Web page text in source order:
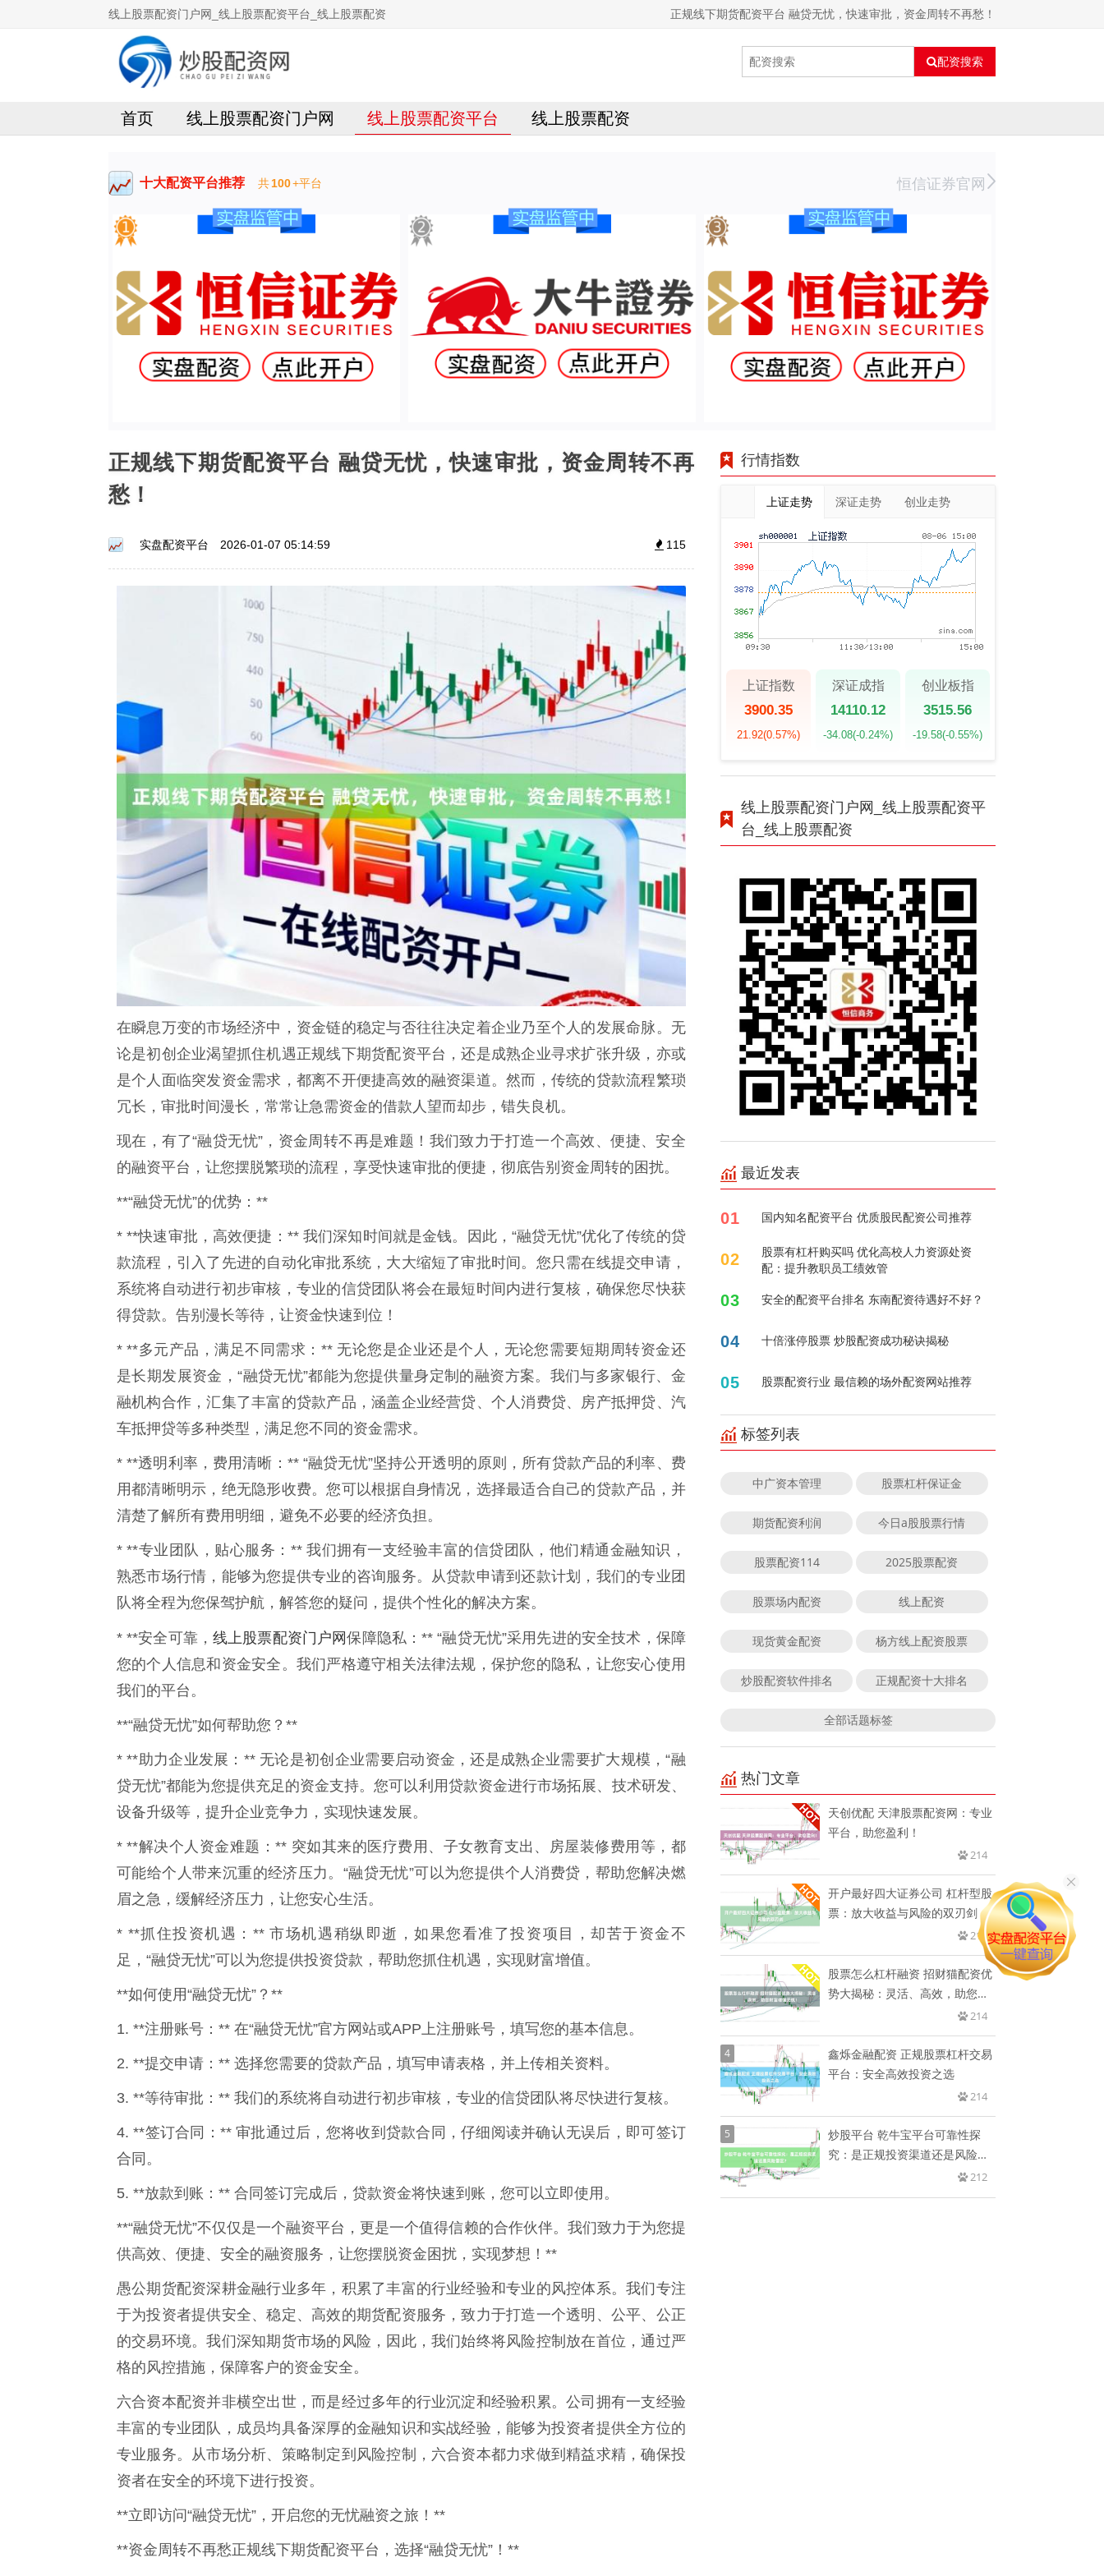
线上股票配资门户网_线上股票配资平台_线上股票配资 正规线下期货配资平台 融贷无忧，快速审批，资金周转不再愁！
配资搜索
首页 线上股票配资门户网 线上股票配资平台 线上股票配资
十大配资平台推荐 共100+平台 恒信证券官网
正规线下期货配资平台 融贷无忧，快速审批，资金周转不再
愁！
实盘配资平台 2026-01-07 05:14:59 115
在瞬息万变的市场经济中，资金链的稳定与否往往决定着企业乃至个人的发展命脉。无
论是初创企业渴望抓住机遇正规线下期货配资平台，还是成熟企业寻求扩张升级，亦或
是个人面临突发资金需求，都离不开便捷高效的融资渠道。然而，传统的贷款流程繁琐
冗长，审批时间漫长，常常让急需资金的借款人望而却步，错失良机。
现在，有了“融贷无忧”，资金周转不再是难题！我们致力于打造一个高效、便捷、安全
的融资平台，让您摆脱繁琐的流程，享受快速审批的便捷，彻底告别资金周转的困扰。
**“融贷无忧”的优势：**
* **快速审批，高效便捷：** 我们深知时间就是金钱。因此，“融贷无忧”优化了传统的贷
款流程，引入了先进的自动化审批系统，大大缩短了审批时间。您只需在线提交申请，
系统将自动进行初步审核，专业的信贷团队将会在最短时间内进行复核，确保您尽快获
得贷款。告别漫长等待，让资金快速到位！
* **多元产品，满足不同需求：** 无论您是企业还是个人，无论您需要短期周转资金还
是长期发展资金，“融贷无忧”都能为您提供量身定制的融资方案。我们与多家银行、金
融机构合作，汇集了丰富的贷款产品，涵盖企业经营贷、个人消费贷、房产抵押贷、汽
车抵押贷等多种类型，满足您不同的资金需求。
* **透明利率，费用清晰：** “融贷无忧”坚持公开透明的原则，所有贷款产品的利率、费
用都清晰明示，绝无隐形收费。您可以根据自身情况，选择最适合自己的贷款产品，并
清楚了解所有费用明细，避免不必要的经济负担。
* **专业团队，贴心服务：** 我们拥有一支经验丰富的信贷团队，他们精通金融知识，
熟悉市场行情，能够为您提供专业的咨询服务。从贷款申请到还款计划，我们的专业团
队将全程为您保驾护航，解答您的疑问，提供个性化的解决方案。
* **安全可靠，线上股票配资门户网保障隐私：** “融贷无忧”采用先进的安全技术，保障
您的个人信息和资金安全。我们严格遵守相关法律法规，保护您的隐私，让您安心使用
我们的平台。
**“融贷无忧”如何帮助您？**
* **助力企业发展：** 无论是初创企业需要启动资金，还是成熟企业需要扩大规模，“融
贷无忧”都能为您提供充足的资金支持。您可以利用贷款资金进行市场拓展、技术研发、
设备升级等，提升企业竞争力，实现快速发展。
* **解决个人资金难题：** 突如其来的医疗费用、子女教育支出、房屋装修费用等，都
可能给个人带来沉重的经济压力。“融贷无忧”可以为您提供个人消费贷，帮助您解决燃
眉之急，缓解经济压力，让您安心生活。
* **抓住投资机遇：** 市场机遇稍纵即逝，如果您看准了投资项目，却苦于资金不
足，“融贷无忧”可以为您提供投资贷款，帮助您抓住机遇，实现财富增值。
**如何使用“融贷无忧”？**
1. **注册账号：** 在“融贷无忧”官方网站或APP上注册账号，填写您的基本信息。
2. **提交申请：** 选择您需要的贷款产品，填写申请表格，并上传相关资料。
3. **等待审批：** 我们的系统将自动进行初步审核，专业的信贷团队将尽快进行复核。
4. **签订合同：** 审批通过后，您将收到贷款合同，仔细阅读并确认无误后，即可签订
合同。
5. **放款到账：** 合同签订完成后，贷款资金将快速到账，您可以立即使用。
**“融贷无忧”不仅仅是一个融资平台，更是一个值得信赖的合作伙伴。我们致力于为您提
供高效、便捷、安全的融资服务，让您摆脱资金困扰，实现梦想！**
愚公期货配资深耕金融行业多年，积累了丰富的行业经验和专业的风控体系。我们专注
于为投资者提供安全、稳定、高效的期货配资服务，致力于打造一个透明、公平、公正
的交易环境。我们深知期货市场的风险，因此，我们始终将风险控制放在首位，通过严
格的风控措施，保障客户的资金安全。
六合资本配资并非横空出世，而是经过多年的行业沉淀和经验积累。公司拥有一支经验
丰富的专业团队，成员均具备深厚的金融知识和实战经验，能够为投资者提供全方位的
专业服务。从市场分析、策略制定到风险控制，六合资本都力求做到精益求精，确保投
资者在安全的环境下进行投资。
**立即访问“融贷无忧”，开启您的无忧融资之旅！**
**资金周转不再愁正规线下期货配资平台，选择“融贷无忧”！**
行情指数
上证走势 深证走势 创业走势
上证指数
3900.35
21.92(0.57%)
深证成指
14110.12
-34.08(-0.24%)
创业板指
3515.56
-19.58(-0.55%)
线上股票配资门户网_线上股票配资平
台_线上股票配资
最近发表
01 国内知名配资平台 优质股民配资公司推荐
02
股票有杠杆购买吗 优化高校人力资源处资
配：提升教职员工绩效管
03 安全的配资平台排名 东南配资待遇好不好？
04 十倍涨停股票 炒股配资成功秘诀揭秘
05 股票配资行业 最信赖的场外配资网站推荐
标签列表
中广资本管理 股票杠杆保证金
期货配资利润 今日a股股票行情
股票配资114 2025股票配资
股票场内配资 线上配资
现货黄金配资 杨方线上配资股票
炒股配资软件排名 正规配资十大排名
全部话题标签
热门文章
天创优配 天津股票配资网：专业
平台，助您盈利！
214
开户最好四大证券公司 杠杆型股
票：放大收益与风险的双刃剑
214
股票怎么杠杆融资 招财猫配资优
势大揭秘：灵活、高效，助您财
214
4
鑫烁金融配资 正规股票杠杆交易
平台：安全高效投资之选
214
5
炒股平台 乾牛宝平台可靠性探
究：是正规投资渠道还是风险雷
212